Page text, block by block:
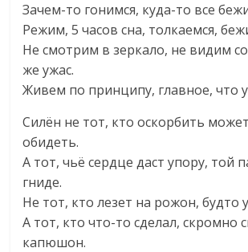
Зачем-то гонимся, куда-то все
Режим, 5 часов сна, толкаемся,
Не смотрим в зеркало, не видим
же ужас.
Живем по принципу, главное, что у
Силён не тот, кто оскорбить
обидеть.
А тот, чьё сердце даст упору, той
гниде.
Не тот, кто лезет на рожон, будто
А тот, кто что-то сделал, скромно
капюшон.